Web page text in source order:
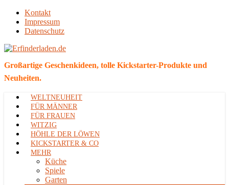
Kontakt
Impressum
Datenschutz
Großartige Geschenkideen, tolle Kickstarter-Produkte und
Neuheiten.
WELTNEUHEIT
FÜR MÄNNER
FÜR FRAUEN
WITZIG
HÖHLE DER LÖWEN
KICKSTARTER & CO
MEHR
Küche
Spiele
Garten